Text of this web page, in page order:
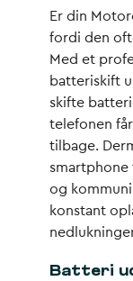
Er din
fordi den
Med et
batteriskift
skifte
telefonen
tilbage.
smartphone
og
konstant
Batteri